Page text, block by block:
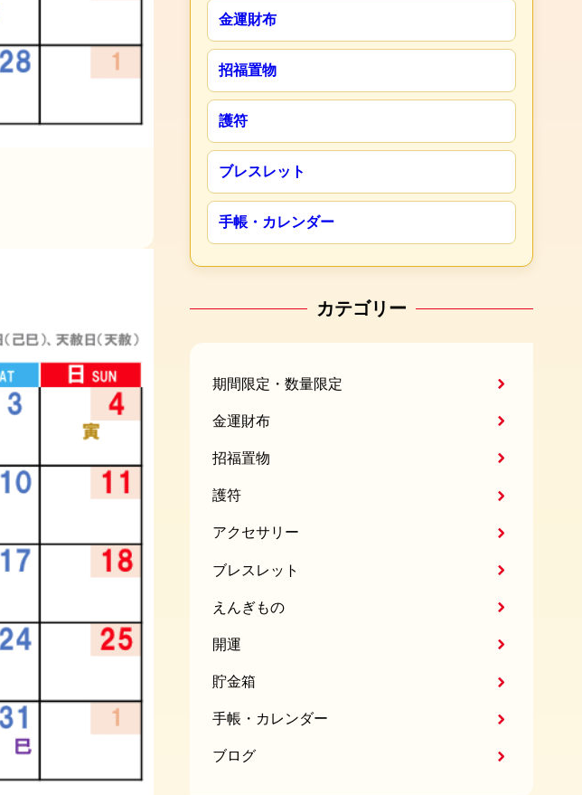
金運財布
招福置物
護符
ブレスレット
手帳・カレンダー
カテゴリー
期間限定・数量限定
金運財布
招福置物
護符
アクセサリー
ブレスレット
えんぎもの
開運
貯金箱
手帳・カレンダー
ブログ